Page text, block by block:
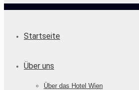
Startseite
Über uns
Über das Hotel Wien